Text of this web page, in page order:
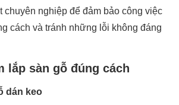
chuyên nghiệp để đảm bảo công việc
cách và tránh những lỗi không đáng
lắp sàn gỗ đúng cách
dán keo